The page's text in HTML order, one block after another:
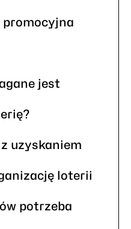
jest
uzyskaniem
loterii
potrzeba